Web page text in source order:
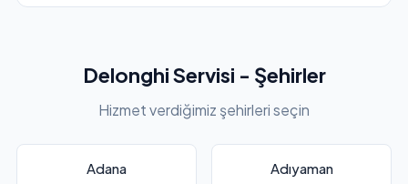
Delonghi Servisi - Şehirler
Hizmet verdiğimiz şehirleri seçin
Adana Adıyaman